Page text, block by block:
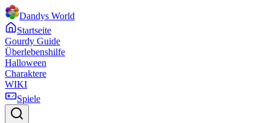
Dandys World
Startseite
Gourdy Guide
Überlebenshilfe
Halloween
Charaktere
WIKI
Spiele